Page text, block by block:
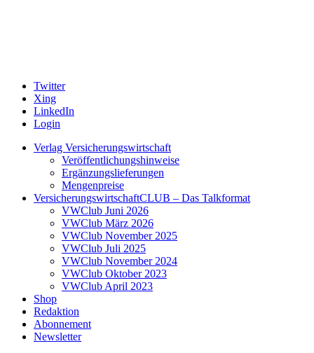
Twitter
Xing
LinkedIn
Login
Verlag Versicherungswirtschaft
Veröffentlichungshinweise
Ergänzungslieferungen
Mengenpreise
VersicherungswirtschaftCLUB – Das Talkformat
VWClub Juni 2026
VWClub März 2026
VWClub November 2025
VWClub Juli 2025
VWClub November 2024
VWClub Oktober 2023
VWClub April 2023
Shop
Redaktion
Abonnement
Newsletter